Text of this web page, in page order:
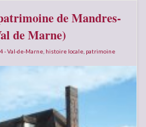
de Mandres-
de Marne)
- Val-de-Marne histoire locale patrimoine